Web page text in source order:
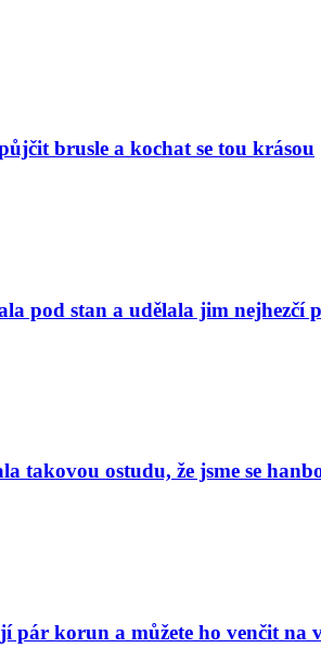
brusle a kochat se tou krásou
pod stan a udělala jim nejhezčí
takovou ostudu, že jsme se
pár korun a můžete ho venčit na